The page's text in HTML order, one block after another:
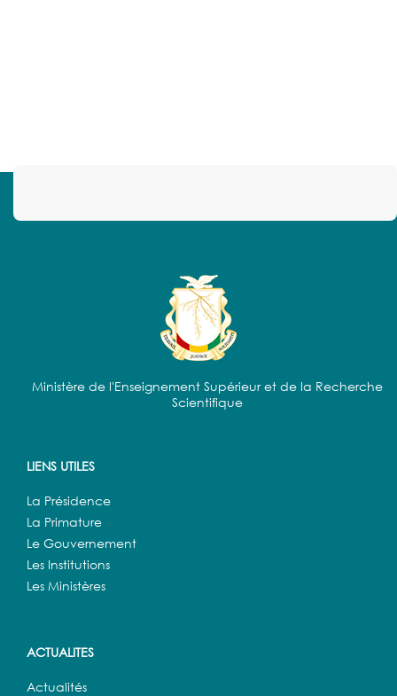
Ministère de l'Enseignement Supérieur et de la Recherche
Scientifique
LIENS UTILES
La Présidence
La Primature
Le Gouvernement
Les Institutions
Les Ministères
ACTUALITES
Actualités